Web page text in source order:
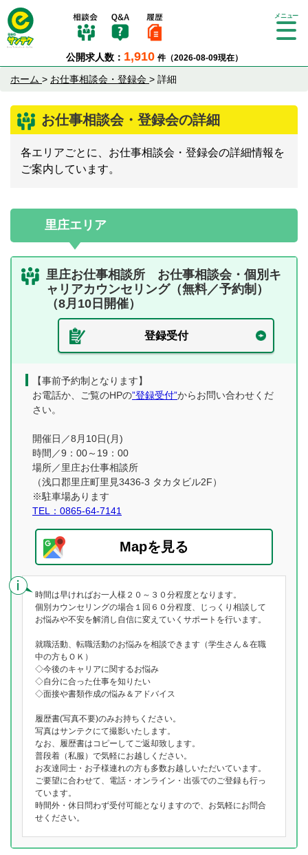
公開求人数： 1,910 件（2026-08-09現在）
Tog
ホーム > お仕事相談会・登録会 > 詳細
お仕事相談会・登録会の詳細
各エリアごとに、お仕事相談会・登録会の詳細情報を
ご案内しています。
里庄エリア
里庄お仕事相談所 お仕事相談会・個別キ
ャリアカウンセリング（無料／予約制）
（8月10日開催）
登録受付
【事前予約制となります】
お電話か、ご覧のHPの”登録受付”からお問い合わせくだ
さい。
開催日／8月10日(月)
時間／9：00～19：00
場所／里庄お仕事相談所
（浅口郡里庄町里見3436-3 タカタビル2F）
※駐車場あります
TEL：0865-64-7141
Mapを見る
時間は早ければお一人様２０～３０分程度となります。
個別カウンセリングの場合１回６０分程度、じっくり相談して
お悩みや不安を解消し自信に変えていくサポートを行います。
就職活動、転職活動のお悩みを相談できます（学生さん＆在職
中の方もＯＫ）
◇今後のキャリアに関するお悩み
◇自分に合った仕事を知りたい
◇面接や書類作成の悩み＆アドバイス
履歴書(写真不要)のみお持ちください。
写真はサンテクにて撮影いたします。
なお、履歴書はコピーしてご返却致します。
普段着（私服）で気軽にお越しください。
お友達同士・お子様連れの方も多数お越しいただいています。
ご要望に合わせて、電話・オンライン・出張でのご登録も行っ
ています。
時間外・休日問わず受付可能となりますので、お気軽にお問合
せください。